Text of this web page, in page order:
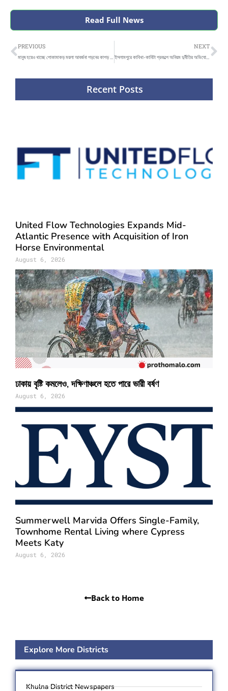
Read Full News
Prev
PREVIOUS
মানুষ হয়েও খাচ্ছে পোকামাকড় ময়লা আবর্জনা পড়নের কাপড় – দৈনিক আজকের জামালপুর
NEXT
ইসলামপুরে কাবিখা-কাবিটা প্রকল্পে অনিয়ম দুর্নীতির অভিযোগ – দৈনিক আজকের জামালপুর
Recent Posts
United Flow Technologies Expands Mid-
Atlantic Presence with Acquisition of Iron
Horse Environmental
August 6, 2026
ঢাকায় বৃষ্টি কমলেও, দক্ষিণাঞ্চলে হতে পারে ভারী বর্ষণ
August 6, 2026
Summerwell Marvida Offers Single-Family,
Townhome Rental Living where Cypress
Meets Katy
August 6, 2026
Back to Home
Explore More Districts
Khulna District Newspapers